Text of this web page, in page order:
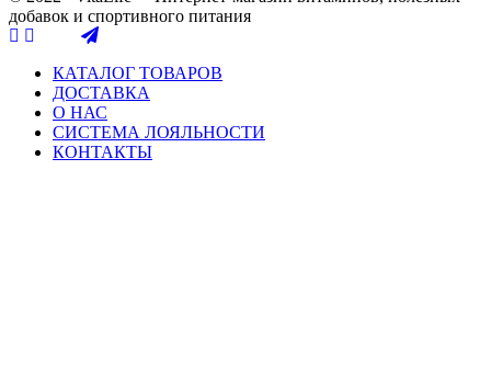
добавок и спортивного питания
КАТАЛОГ ТОВАРОВ
ДОСТАВКА
О НАС
СИСТЕМА ЛОЯЛЬНОСТИ
КОНТАКТЫ